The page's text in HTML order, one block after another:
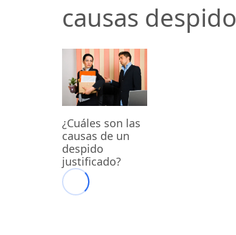
causas despido
¿Cuáles son las
causas de un
despido
justificado?